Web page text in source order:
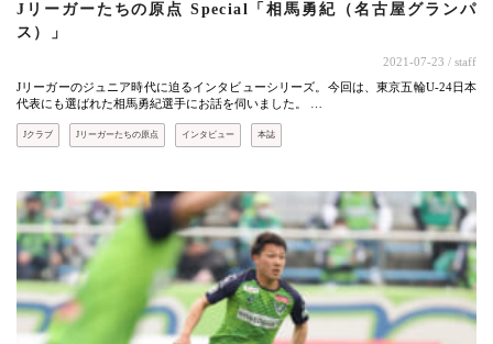
Jリーガーたちの原点 Special「相馬勇紀（名古屋グランパ
ス）」
2021-07-23 / staff
Jリーガーのジュニア時代に迫るインタビューシリーズ。今回は、東京五輪U-24日本
代表にも選ばれた相馬勇紀選手にお話を伺いました。 …
Jクラブ Jリーガーたちの原点 インタビュー 本誌